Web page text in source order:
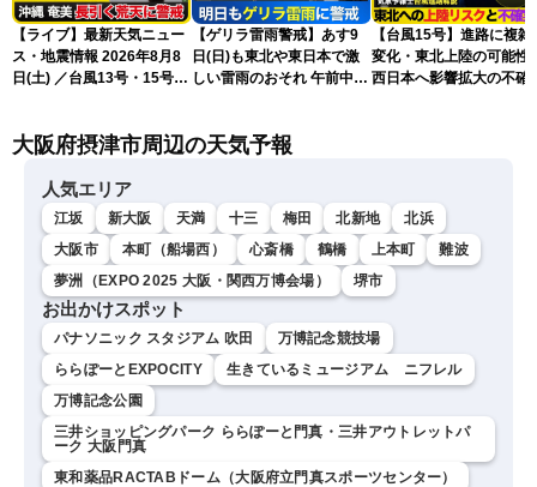
【ライブ】最新天気ニュー
ス・地震情報 2026年8月8
日(土) ／台風13号・15号
ーニュースLiVEムーン・戸
【ゲリラ雷雨警戒】あす9
日(日)も東北や東日本で激
しい雷雨のおそれ 午前中か
【台風15号】進路に複雑
変化・東北上陸の可能性
西日本へ影響拡大の不確
大阪府摂津市周辺の天気予報
人気エリア
江坂 新大阪 天満 十三 梅田 北新地
北浜
大阪市
本町（船場西） 心斎橋 鶴橋 上本町
難波
夢洲（EXPO 2025 大阪・関西万博会場）
堺市
お出かけスポット
パナソニック スタジアム 吹田
万博記念競技場
ららぽーとEXPOCITY
生きているミュージアム ニフレル
万博記念公園
三井ショッピングパーク ららぽーと門真・三井アウトレットパ
ーク 大阪門真
東和薬品RACTABドーム（大阪府立門真スポーツセンター）